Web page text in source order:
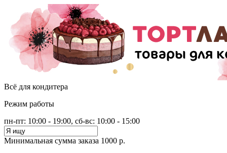
Всё для кондитера
Режим работы
пн-пт: 10:00 - 19:00, сб-вс: 10:00 - 15:00
Минимальная сумма заказа 1000 р.